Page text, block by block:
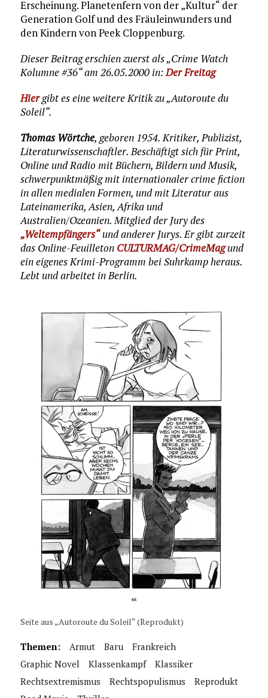
Erscheinung. Planetenfern von der „Kultur“ der
Generation Golf und des Fräuleinwunders und
den Kindern von Peek Cloppenburg.
Dieser Beitrag erschien zuerst als „Crime Watch
Kolumne #36“ am 26.05.2000 in:Der Freitag
Hiergibt es eine weitere Kritik zu „Autoroute du
Soleil“.
Thomas Wörtche, geboren 1954. Kritiker, Publizist,
Literaturwissenschaftler. Beschäftigt sich für Print,
Online und Radio mit Büchern, Bildern und Musik,
schwerpunktmäßig mit internationaler crime fiction
in allen medialen Formen, und mit Literatur aus
Lateinamerika, Asien, Afrika und
Australien/Ozeanien. Mitglied der Jury des
„Weltempfängers“und anderer Jurys. Er gibt zurzeit
das Online-Feuilleton CULTURMAG/CrimeMagund
ein eigenes Krimi-Programm bei Suhrkamp heraus.
Lebt und arbeitet in Berlin.
Seite aus „Autoroute du Soleil“ (Reprodukt)
Themen: Armut Baru
Frankreich
Graphic Novel
Klassenkampf
Klassiker
Rechtsextremismus
Rechtspopulismus
Reprodukt